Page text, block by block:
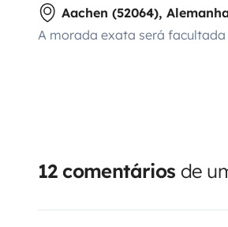
Aachen (52064),
A morada exata será
12 comentários de